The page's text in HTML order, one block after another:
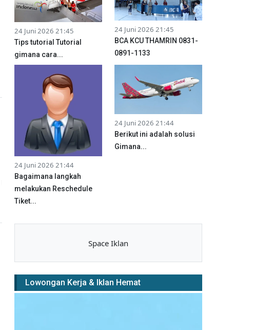
24 Juni 2026 21:45
Tips tutorial Tutorial
gimana cara...
24 Juni 2026 21:45
BCA KCU THAMRIN 0831-
0891-1133
24 Juni 2026 21:44
Bagaimana langkah
melakukan Reschedule
Tiket...
24 Juni 2026 21:44
Berikut ini adalah solusi
Gimana...
Space Iklan
Lowongan Kerja & Iklan Hemat